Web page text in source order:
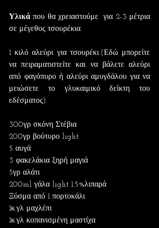
Υλικά που θα χρειαστούμε  για 2-3 μέτρια
σε μέγεθος τσουρέκια.
1 κιλό αλεύρι για τσουρέκι.(Εδώ μπορείτε
να πειραματιστείτε και να βάλετε αλεύρι
από φαγόπυρο ή αλεύρι αμυγδάλου για να
μειώσετε το γλυκαιμικό δείκτη του
εδέσματος).
300γρ σκόνη Στέβια
200γρ βούτυρο light
5 αυγά
3 φακελάκια ξηρή μαγιά
5γρ αλάτι
200ml γάλα light 1.5%λιπαρά
Ξύσμα από 1 πορτοκάλι
1κ.γλ μαχλέπι
1κ.γλ κοπανισμένη μαστίχα.